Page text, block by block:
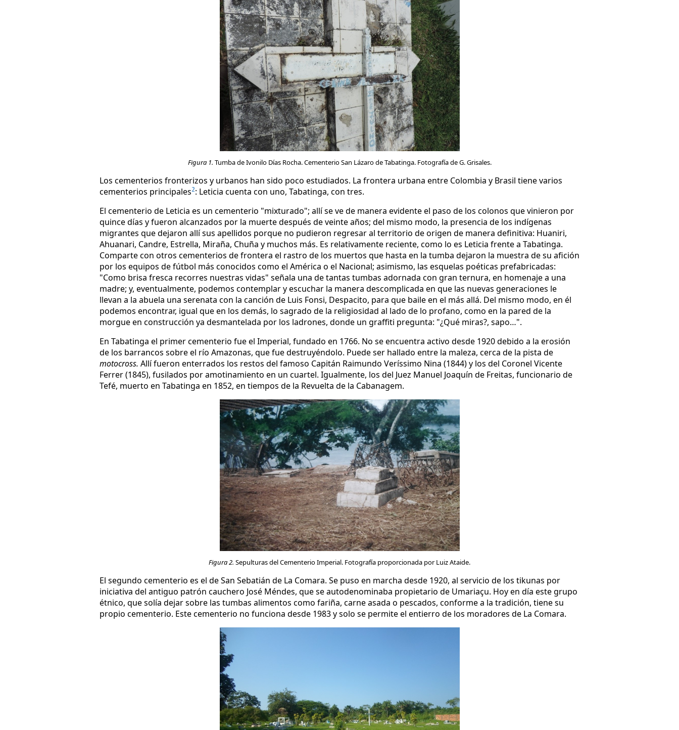
Figura 1. Tumba de Ivonilo Días Rocha. Cementerio San Lázaro de Tabatinga. Fotografía de G. Grisales.
Los cementerios fronterizos y urbanos han sido poco estudiados. La frontera urbana entre Colombia y Brasil tiene varios
cementerios principales2: Leticia cuenta con uno, Tabatinga, con tres.
El cementerio de Leticia es un cementerio "mixturado"; allí se ve de manera evidente el paso de los colonos que vinieron por
quince días y fueron alcanzados por la muerte después de veinte años; del mismo modo, la presencia de los indígenas
migrantes que dejaron allí sus apellidos porque no pudieron regresar al territorio de origen de manera definitiva: Huaniri,
Ahuanari, Candre, Estrella, Miraña, Chuña y muchos más. Es relativamente reciente, como lo es Leticia frente a Tabatinga.
Comparte con otros cementerios de frontera el rastro de los muertos que hasta en la tumba dejaron la muestra de su afición
por los equipos de fútbol más conocidos como el América o el Nacional; asimismo, las esquelas poéticas prefabricadas:
"Como brisa fresca recorres nuestras vidas" señala una de tantas tumbas adornada con gran ternura, en homenaje a una
madre; y, eventualmente, podemos contemplar y escuchar la manera descomplicada en que las nuevas generaciones le
llevan a la abuela una serenata con la canción de Luis Fonsi, Despacito, para que baile en el más allá. Del mismo modo, en él
podemos encontrar, igual que en los demás, lo sagrado de la religiosidad al lado de lo profano, como en la pared de la
morgue en construcción ya desmantelada por los ladrones, donde un graffiti pregunta: "¿Qué miras?, sapo…".
En Tabatinga el primer cementerio fue el Imperial, fundado en 1766. No se encuentra activo desde 1920 debido a la erosión
de los barrancos sobre el río Amazonas, que fue destruyéndolo. Puede ser hallado entre la maleza, cerca de la pista de
motocross. Allí fueron enterrados los restos del famoso Capitán Raimundo Veríssimo Nina (1844) y los del Coronel Vicente
Ferrer (1845), fusilados por amotinamiento en un cuartel. Igualmente, los del Juez Manuel Joaquín de Freitas, funcionario de
Tefé, muerto en Tabatinga en 1852, en tiempos de la Revuelta de la Cabanagem.
Figura 2. Sepulturas del Cementerio Imperial. Fotografía proporcionada por Luiz Ataide.
El segundo cementerio es el de San Sebatián de La Comara. Se puso en marcha desde 1920, al servicio de los tikunas por
iniciativa del antiguo patrón cauchero José Méndes, que se autodenominaba propietario de Umariaçu. Hoy en día este grupo
étnico, que solía dejar sobre las tumbas alimentos como fariña, carne asada o pescados, conforme a la tradición, tiene su
propio cementerio. Este cementerio no funciona desde 1983 y solo se permite el entierro de los moradores de La Comara.